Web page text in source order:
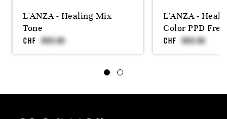
L'ANZA - Healing Mix
Tone
CHF
L'ANZA -
Color PPD Free
CHF